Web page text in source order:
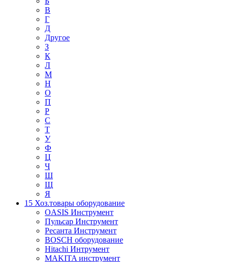
В
Г
Д
Другое
З
К
Л
М
Н
О
П
Р
С
Т
У
Ф
Ц
Ч
Ш
Щ
Я
15 Хоз.товары оборудование
OASIS Инструмент
Пульсар Инструмент
Ресанта Инструмент
BOSCH оборудование
Hitachi Интрумент
MAKITA инструмент